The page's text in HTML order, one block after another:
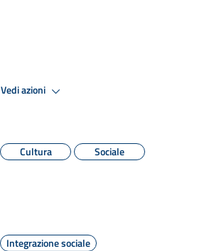
Vedi azioni
Cultura
Sociale
Integrazione sociale